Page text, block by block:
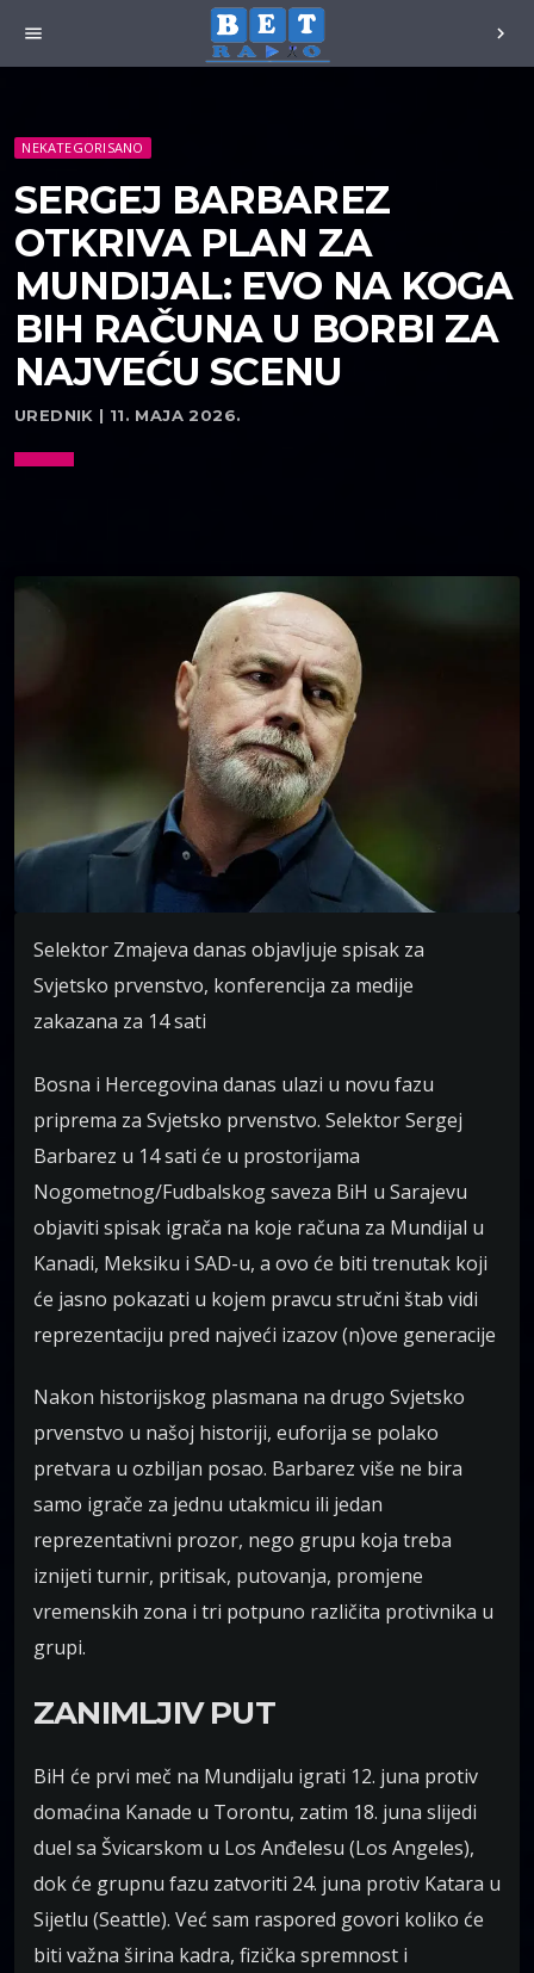
menu chevron_right
NEKATEGORISANO
SERGEJ BARBAREZ
OTKRIVA PLAN ZA
MUNDIJAL: EVO NA KOGA
BIH RAČUNA U BORBI ZA
NAJVEĆU SCENU
UREDNIK | 11. MAJA 2026.
Selektor Zmajeva danas objavljuje spisak za
Svjetsko prvenstvo, konferencija za medije
zakazana za 14 sati
Bosna i Hercegovina danas ulazi u novu fazu
priprema za Svjetsko prvenstvo. Selektor Sergej
Barbarez u 14 sati će u prostorijama
Nogometnog/Fudbalskog saveza BiH u Sarajevu
objaviti spisak igrača na koje računa za Mundijal u
Kanadi, Meksiku i SAD-u, a ovo će biti trenutak koji
će jasno pokazati u kojem pravcu stručni štab vidi
reprezentaciju pred najveći izazov (n)ove generacije
Nakon historijskog plasmana na drugo Svjetsko
prvenstvo u našoj historiji, euforija se polako
pretvara u ozbiljan posao. Barbarez više ne bira
samo igrače za jednu utakmicu ili jedan
reprezentativni prozor, nego grupu koja treba
iznijeti turnir, pritisak, putovanja, promjene
vremenskih zona i tri potpuno različita protivnika u
grupi.
ZANIMLJIV PUT
BiH će prvi meč na Mundijalu igrati 12. juna protiv
domaćina Kanade u Torontu, zatim 18. juna slijedi
duel sa Švicarskom u Los Anđelesu (Los Angeles),
dok će grupnu fazu zatvoriti 24. juna protiv Katara u
Sijetlu (Seattle). Već sam raspored govori koliko će
biti važna širina kadra, fizička spremnost i